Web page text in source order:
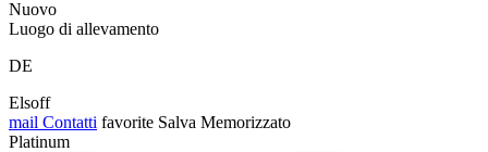
Nuovo
Luogo di allevamento
DE
Elsoff
mail Contatti favorite Salva Memorizzato
Platinum